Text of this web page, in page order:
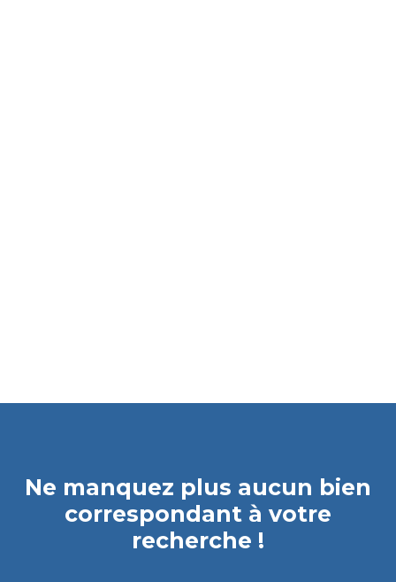
Ne manquez plus aucun bien
correspondant à votre
recherche !